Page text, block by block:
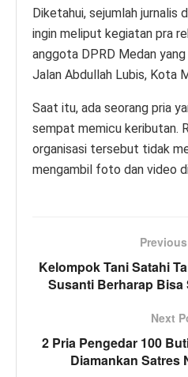
Diketahui, sejumlah jurnalis
ingin meliput kegiatan pra
anggota DPRD Medan
Jalan Abdullah Lubis, Kota
Saat itu, ada seorang pria
sempat memicu keributan.
organisasi tersebut tidak
mengambil foto dan video
Kelompok Tani Satahi
Susanti Berharap Bisa
Next
2 Pria Pengedar 100
Diamankan Satres